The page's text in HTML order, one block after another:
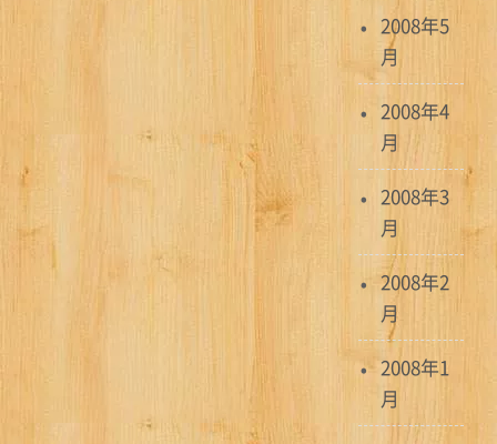
2008年5
月
2008年4
月
2008年3
月
2008年2
月
2008年1
月